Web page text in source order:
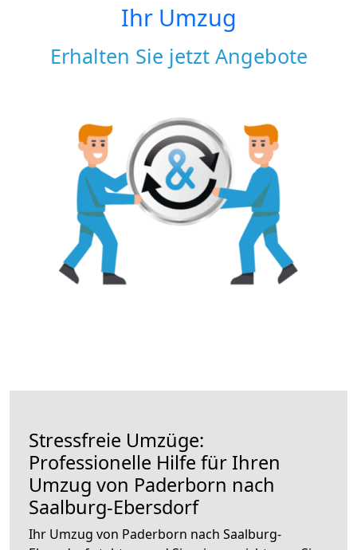
Ihr Umzug
Erhalten Sie jetzt Angebote
Stressfreie Umzüge:
Professionelle Hilfe für Ihren
Umzug von Paderborn nach
Saalburg-Ebersdorf
Ihr Umzug von Paderborn nach Saalburg-